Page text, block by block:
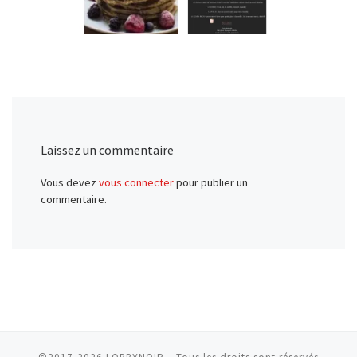
Laissez un commentaire
Vous devezvous connecterpour publier un
commentaire.